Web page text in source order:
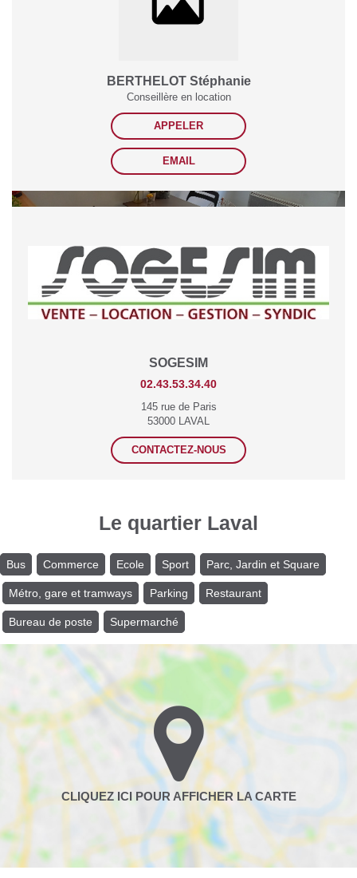
BERTHELOT Stéphanie
Conseillère en location
APPELER
EMAIL
SOGESIM
02.43.53.34.40
145 rue de Paris
53000 LAVAL
CONTACTEZ-NOUS
Le quartier Laval
Bus Commerce Ecole Sport Parc, Jardin et Square
Métro, gare et tramways Parking Restaurant
Bureau de poste Supermarché